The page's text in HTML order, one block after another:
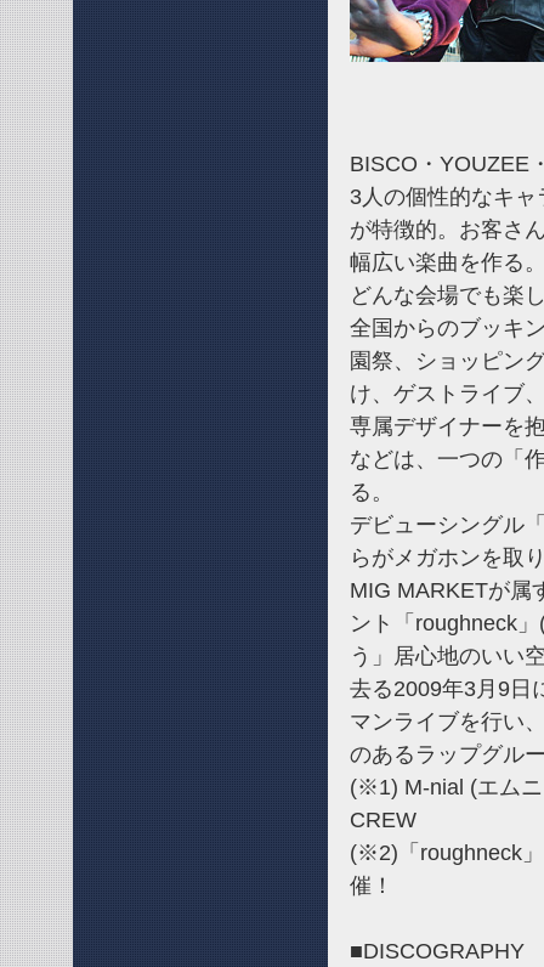
BISCO・YOUZEE
3人の個性的なキ
が特徴的。お客さ
幅広い楽曲を作る
どんな会場でも楽
全国からのブッキ
園祭、ショッピン
け、ゲストライブ
専属デザイナーを
などは、一つの「
る。
デビューシングル
らがメガホンを取
MIG MARKETが属
ント「roughneck
う」居心地のいい
去る2009年3月9日
マンライブを行い
のあるラップグル
(※1) M-nial (エム
CREW
(※2)「roughneck
催！
■DISCOGRAPHY